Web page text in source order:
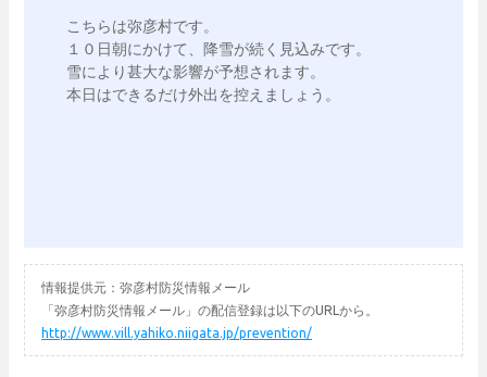
こちらは弥彦村です。
１０日朝にかけて、降雪が続く見込みです。
雪により甚大な影響が予想されます。
本日はできるだけ外出を控えましょう。
情報提供元：弥彦村防災情報メール
「弥彦村防災情報メール」の配信登録は以下のURLから。
http://www.vill.yahiko.niigata.jp/prevention/